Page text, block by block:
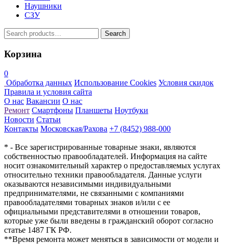
Наушники
СЗУ
Search
for:
Search
Корзина
0
Обработка данных Использование Cookies Условия скидок
Правила и условия сайта
О нас Вакансии О нас
Ремонт Смартфоны Планшеты Ноутбуки
Новости Статьи
Контакты Московская/Рахова +7 (8452) 988-000
* - Все зарегистрированные товарные знаки, являются
собственностью правообладателей. Информация на сайте
носит ознакомительный характер о предоставляемых услугах
относительно техники правообладателя. Данные услуги
оказываются независимыми индивидуальными
предпринимателями, не связанными с компаниями
правообладателями товарных знаков и/или с ее
официальными представителями в отношении товаров,
которые уже были введены в гражданский оборот согласно
статье 1487 ГК РФ.
**Время ремонта может меняться в зависимости от модели и